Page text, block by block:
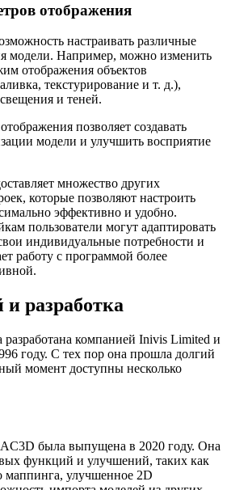
отображения
настраивать различные
модели. Например, можно изменить
отображения объектов
текстурирование и т. д.),
и теней.
позволяет создавать
модели и улучшить восприятие
множество других
которые позволяют настроить
эффективно и удобно.
пользователи могут адаптировать
индивидуальные потребности и
работу с программой более
разработка
компанией Inivis Limited и
году. С тех пор она прошла долгий
момент доступны несколько
была выпущена в 2020 году. Она
функций и улучшений, таких как
маппинга, улучшенное 2D